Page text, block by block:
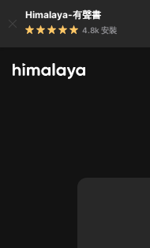
Himalaya-有聲書
4.8k 安裝